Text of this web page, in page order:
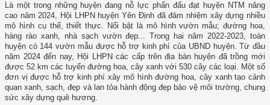
Là một trong những huyện đang nỗ lực phấn đấu đạt huyện NTM nâng
cao năm 2024, Hội LHPN huyện Yên Định đã đảm nhiệm xây dựng nhiều
mô hình cụ thể, thiết thực. Nổi bật là mô hình vườn mẫu; đường hoa,
hàng rào xanh, nhà sạch vườn đẹp... Trong hai năm 2022-2023, toàn
huyện có 144 vườn mẫu được hỗ trợ kinh phí của UBND huyện. Từ đầu
năm 2024 đến nay, Hội LHPN các cấp trên địa bàn huyện đã trồng mới
được 52 km các tuyến đường hoa, cây xanh với 530 cây các loại. Một số
đơn vị được hỗ trợ kinh phí xây mô hình đường hoa, cây xanh tạo cảnh
quan xanh, sạch, đẹp và lan tỏa hành động đẹp bảo vệ môi trường, chung
sức xây dựng quê hương.